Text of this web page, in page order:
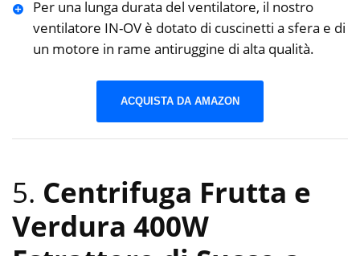
Per una lunga durata del ventilatore, il nostro
ventilatore IN-OV è dotato di cuscinetti a sfera e di
un motore in rame antiruggine di alta qualità.
ACQUISTA DA AMAZON
5. Centrifuga Frutta e
Verdura 400W